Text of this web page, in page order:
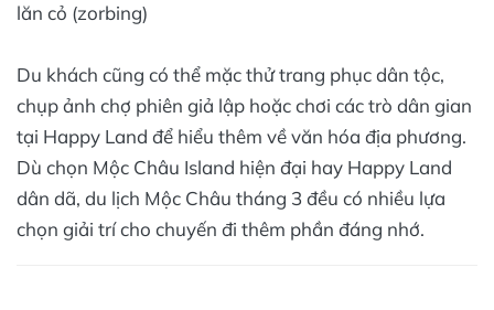
lăn cỏ (zorbing)
Du khách cũng có thể mặc thử trang phục dân tộc,
chụp ảnh chợ phiên giả lập hoặc chơi các trò dân gian
tại Happy Land để hiểu thêm về văn hóa địa phương.
Dù chọn Mộc Châu Island hiện đại hay Happy Land
dân dã, du lịch Mộc Châu tháng 3 đều có nhiều lựa
chọn giải trí cho chuyến đi thêm phần đáng nhớ.